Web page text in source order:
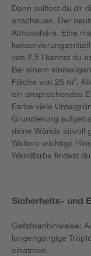
Dann solltest du dir
anschauen. Der
Atmosphäre. Eine
von 2,5 l kannst du
Bei einem
Fläche von 25 m².
ein ansprechendes
Farbe viele
Grundierung
deine Wände stilvoll
Weitere wichtige
Wandfarbe findest du
Sicherheits- und
Gefahrenhinweise:
lungengängige
einatmen.